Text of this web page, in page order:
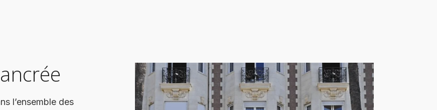
l’ensemble des